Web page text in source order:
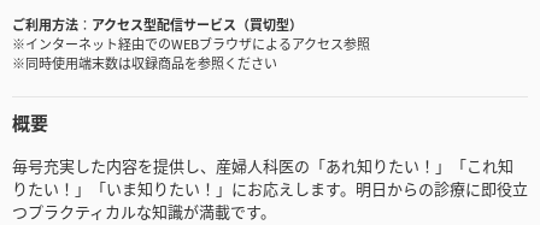
ご利用方法
アクセス型配信サービス（買切型）
※インターネット経由でのWEBブラウザによるアクセス参照
※同時使用端末数は収録商品を参照ください
概要
毎号充実した内容を提供し、産婦人科医の「あれ知りたい！」「これ知
りたい！」「いま知りたい！」にお応えします。明日からの診療に即役立
つプラクティカルな知識が満載です。